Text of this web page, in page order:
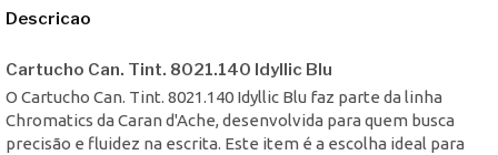
Descricao
Cartucho Can. Tint. 8021.140 Idyllic Blu
O Cartucho Can. Tint. 8021.140 Idyllic Blu faz parte da linha
Chromatics da Caran d'Ache, desenvolvida para quem busca
precisão e fluidez na escrita. Este item é a escolha ideal para